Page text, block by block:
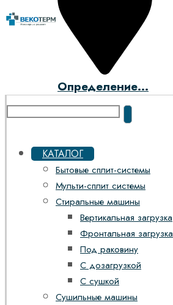
Определение...
КАТАЛОГ
Бытовые сплит-системы
Мульти-сплит системы
Стиральные машины
Вертикальная загрузка
Фронтальная загрузка
Под раковину
С дозагрузкой
С сушкой
Сушильные машины